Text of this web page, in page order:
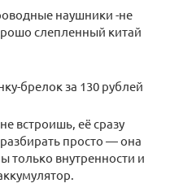
наушники -не
слепленный китай
брелок за 130 рублей
встроишь, её сразу
просто — она
только внутренности и